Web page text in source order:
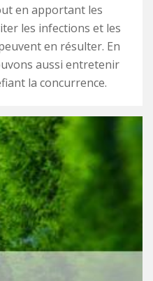
en apportant les
les infections et les
en résulter. En
aussi entretenir
la concurrence.